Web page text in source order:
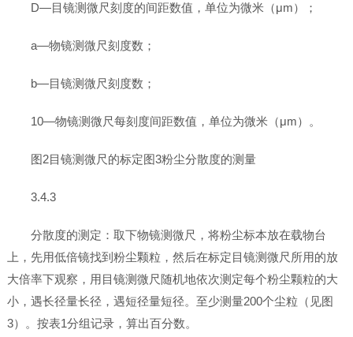
D—目镜测微尺刻度的间距数值，单位为微米（μm）；
a—物镜测微尺刻度数；
b—目镜测微尺刻度数；
10—物镜测微尺每刻度间距数值，单位为微米（μm）。
图2目镜测微尺的标定图3粉尘分散度的测量
3.4.3
分散度的测定：取下物镜测微尺，将粉尘标本放在载物台
上，先用低倍镜找到粉尘颗粒，然后在标定目镜测微尺所用的放
大倍率下观察，用目镜测微尺随机地依次测定每个粉尘颗粒的大
小，遇长径量长径，遇短径量短径。至少测量200个尘粒（见图
3）。按表1分组记录，算出百分数。